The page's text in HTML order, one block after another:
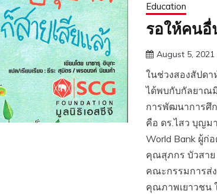
Education
รอให้คนอื่
August 5, 2021
ในช่วงสองสัปด
ได้พบกับกัลยาณ
การพัฒนาการศึ
คือ ดร.ไสว บุญม
World Bank ผู้ก่
คุณสุภกร บัวสาย
คณะกรรมการส่
คุณภาพเยาวชน